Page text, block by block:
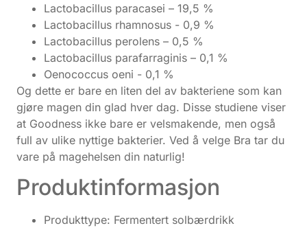
Lactobacillus paracasei – 19,5 %
Lactobacillus rhamnosus - 0,9 %
Lactobacillus perolens – 0,5 %
Lactobacillus parafarraginis – 0,1 %
Oenococcus oeni - 0,1 %
Og dette er bare en liten del av bakteriene som kan
gjøre magen din glad hver dag. Disse studiene viser
at Goodness ikke bare er velsmakende, men også
full av ulike nyttige bakterier. Ved å velge Bra tar du
vare på magehelsen din naturlig!
Produktinformasjon
Produkttype: Fermentert solbærdrikk